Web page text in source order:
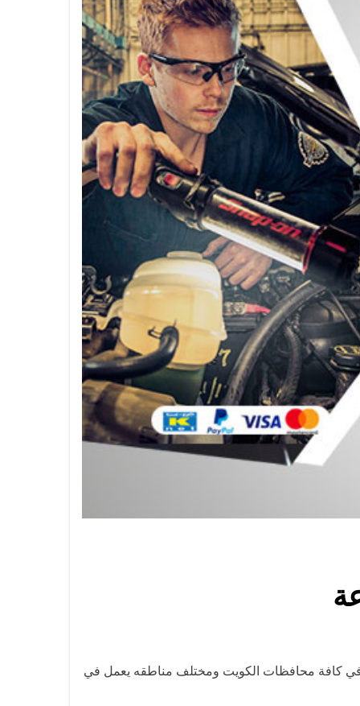
و في كافة محافظات الكويت ومختلف مناطقه يعمل في